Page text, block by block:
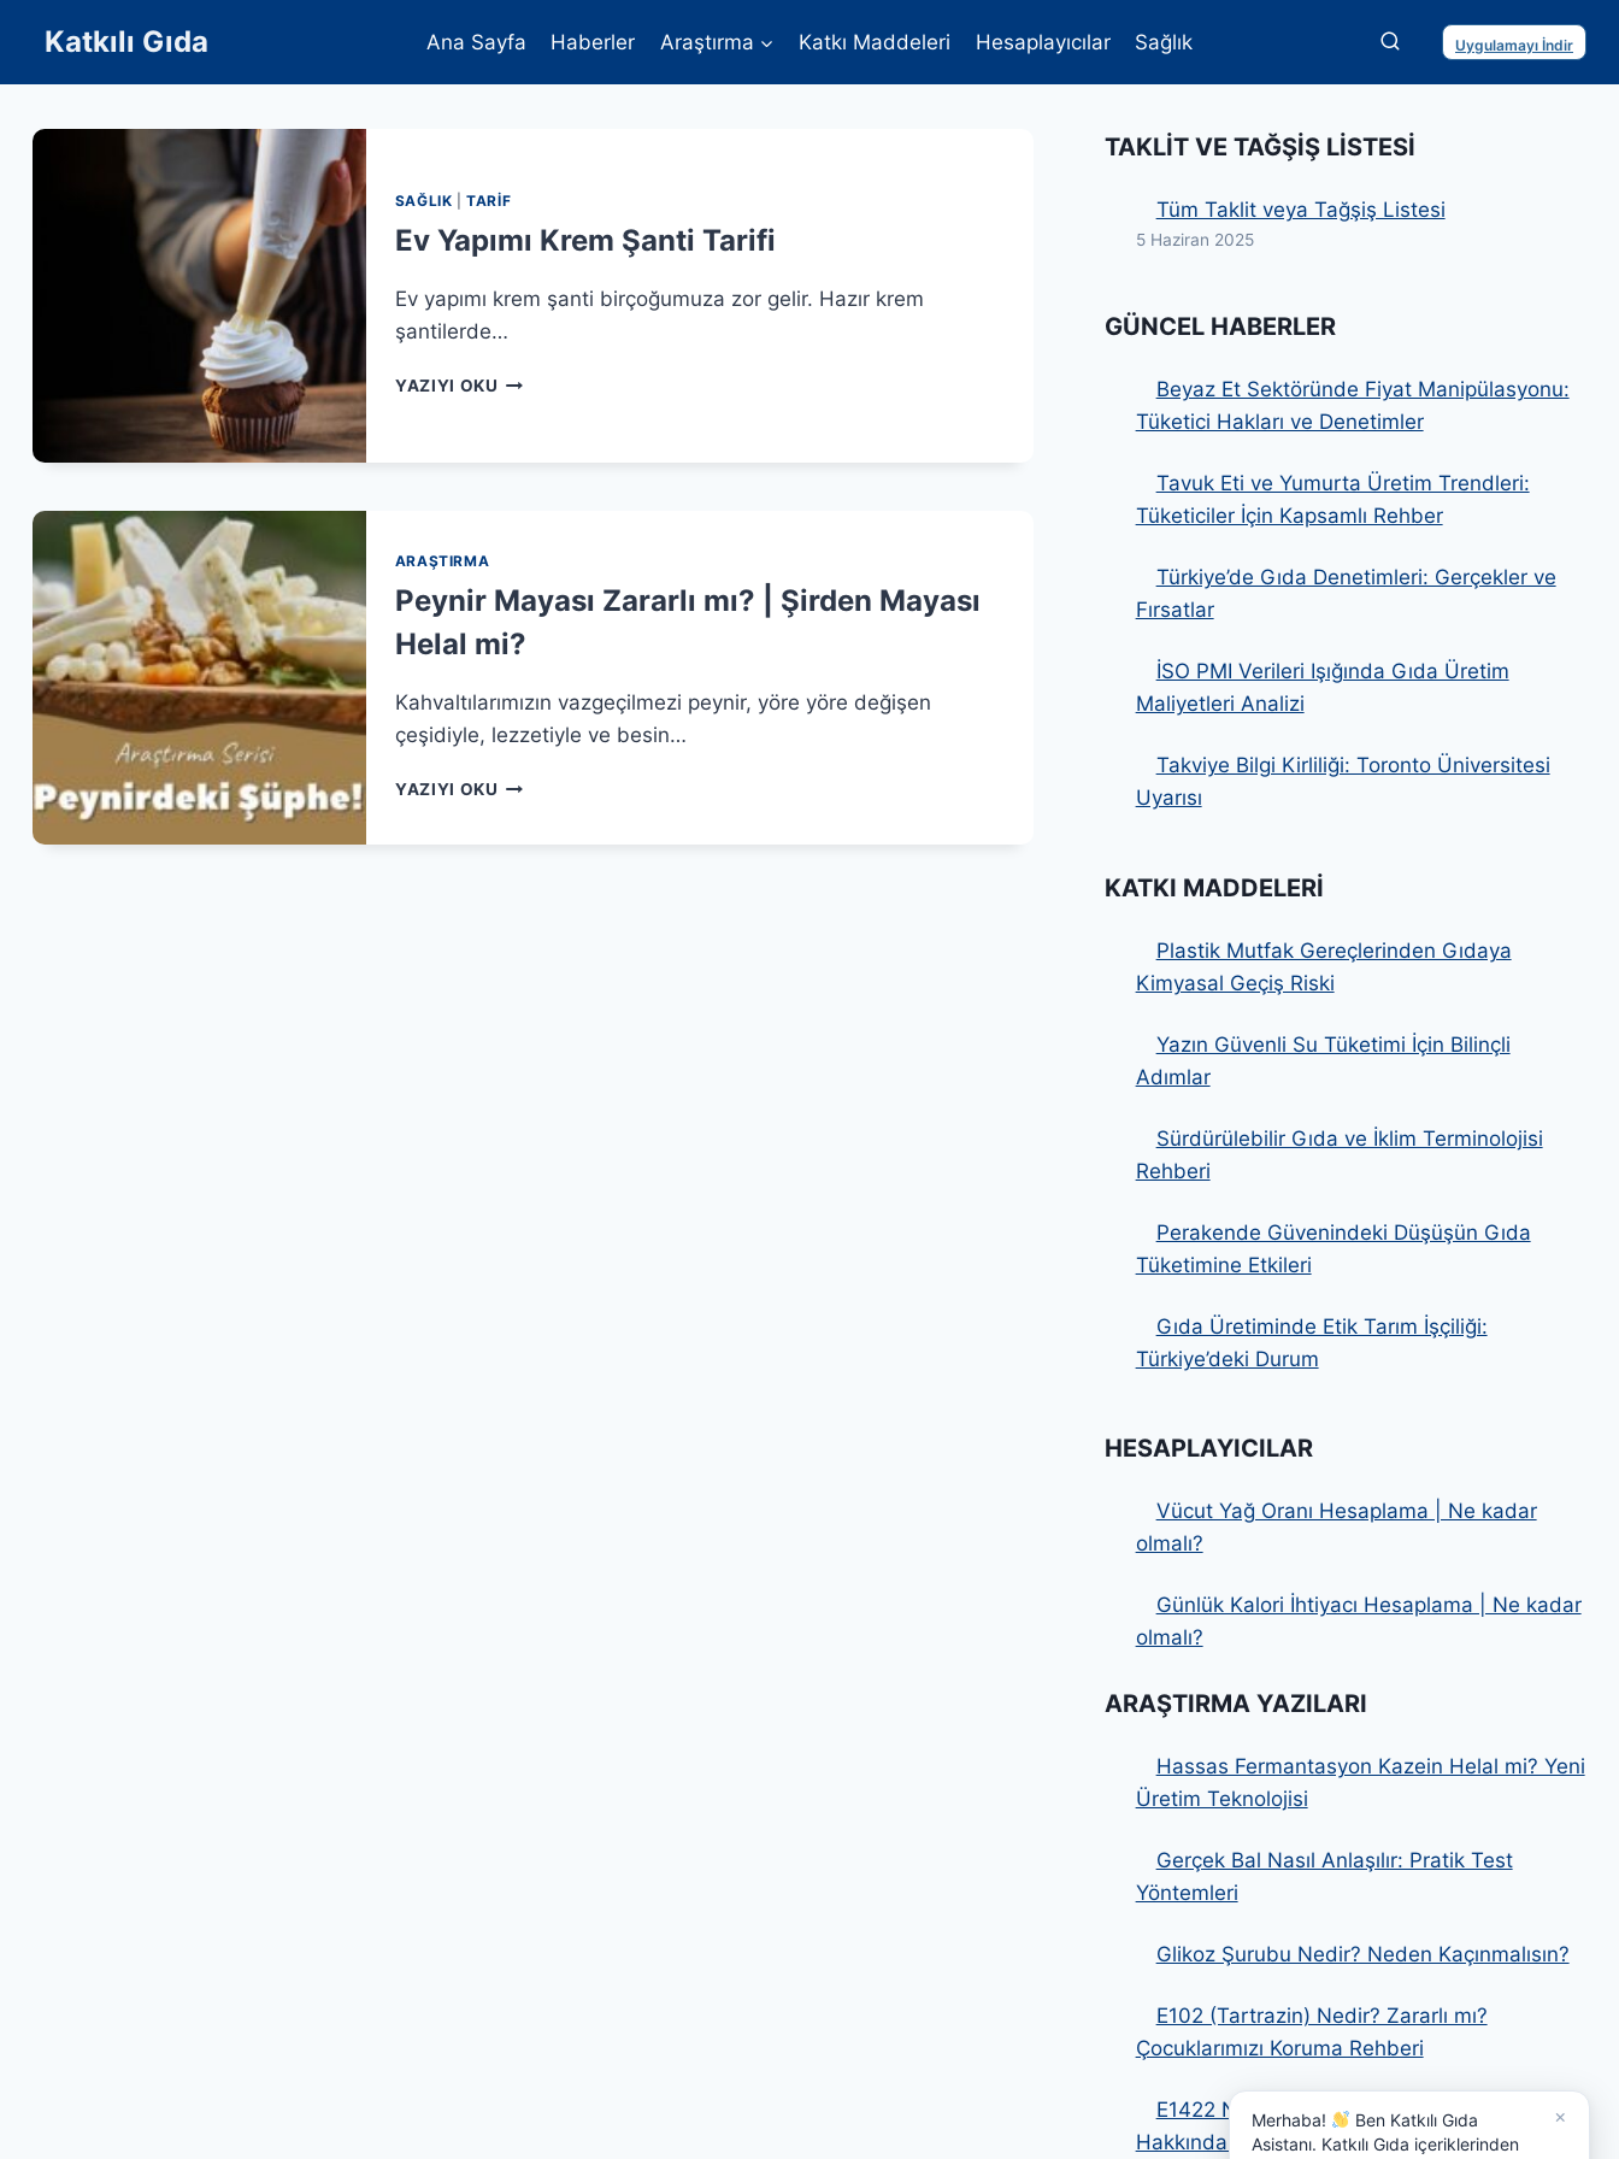
content
Katkılı Gıda Ana Sayfa Haberler Araştırma Katkı Maddeleri Hesaplayıcılar Sağlık Uygulamayı İndir
SAĞLIK |TARIF
Ev Yapımı Krem Şanti Tarifi
Ev yapımı krem şanti birçoğumuza zor gelir. Hazır krem
şantilerde…
YAZIYI OKU EV
ARAŞTIRMA
Peynir Mayası Zararlı mı? | Şirden Mayası
Helal mi?
Kahvaltılarımızın vazgeçilmezi peynir, yöre yöre değişen
çeşidiyle, lezzetiyle ve besin…
YAZIYI OKU PEYNIR
TAKLIT VE TAĞŞIŞ LISTESI
Tüm Taklit veya Tağşiş Listesi
5 Haziran 2025
GÜNCEL HABERLER
Beyaz Et Sektöründe Fiyat Manipülasyonu:
Tüketici Hakları ve Denetimler
Tavuk Eti ve Yumurta Üretim Trendleri:
Tüketiciler İçin Kapsamlı Rehber
Türkiye’de Gıda Denetimleri: Gerçekler ve
Fırsatlar
İSO PMI Verileri Işığında Gıda Üretim
Maliyetleri Analizi
Takviye Bilgi Kirliliği: Toronto Üniversitesi
Uyarısı
KATKI MADDELERI
Plastik Mutfak Gereçlerinden Gıdaya
Kimyasal Geçiş Riski
Yazın Güvenli Su Tüketimi İçin Bilinçli
Adımlar
Sürdürülebilir Gıda ve İklim Terminolojisi
Rehberi
Perakende Güvenindeki Düşüşün Gıda
Tüketimine Etkileri
Gıda Üretiminde Etik Tarım İşçiliği:
Türkiye’deki Durum
HESAPLAYICILAR
Vücut Yağ Oranı Hesaplama | Ne kadar
olmalı?
Günlük Kalori İhtiyacı Hesaplama | Ne kadar
olmalı?
ARAŞTIRMA YAZILARI
Hassas Fermantasyon Kazein Helal mi? Yeni
Üretim Teknolojisi
Gerçek Bal Nasıl Anlaşılır: Pratik Test
Yöntemleri
Glikoz Şurubu Nedir? Neden Kaçınmalısın?
E102 (Tartrazin) Nedir? Zararlı mı?
Çocuklarımızı Koruma Rehberi
E1422 Nedir? Zararlı Mıdır? Modifiye Nişasta
Hakkında Detaylı Rehber
×
Merhaba!
Ben Katkılı Gıda
Asistanı. Katkılı Gıda içeriklerinden